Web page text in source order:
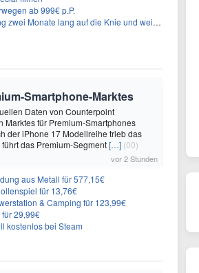
ab 999€ p.P.
Monate lang auf die Knie und weinte'
Smartphone-Marktes
Daten von Counterpoint
Marktes für Premium-Smartphones
der iPhone 17 Modellreihe trieb das
das Premium-Segment[…] (00)
vor 2 Stunden
aus Metall für 577,15€
für 13,76€
& Camping für 123,99€
29,99€
kostenlos bei Steam